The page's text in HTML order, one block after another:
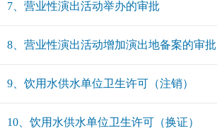
7、营业性演出活动举办的审批
8、营业性演出活动增加演出地备案的审批
9、饮用水供水单位卫生许可（注销）
10、饮用水供水单位卫生许可（换证）